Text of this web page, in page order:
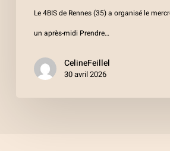
Le 4BIS de Rennes (35) a organisé le
un après-midi Prendre…
CelineFeillel
30 avril 2026